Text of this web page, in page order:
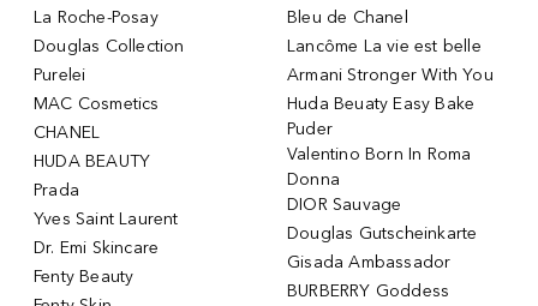
La Roche-Posay
Douglas Collection
Purelei
MAC Cosmetics
CHANEL
HUDA BEAUTY
Prada
Yves Saint Laurent
Dr. Emi Skincare
Fenty Beauty
Bleu de Chanel
Lancôme La vie est belle
Armani Stronger With You
Huda Beuaty Easy Bake
Puder
Valentino Born In Roma
Donna
DIOR Sauvage
Douglas Gutscheinkarte
Gisada Ambassador
BURBERRY Goddess